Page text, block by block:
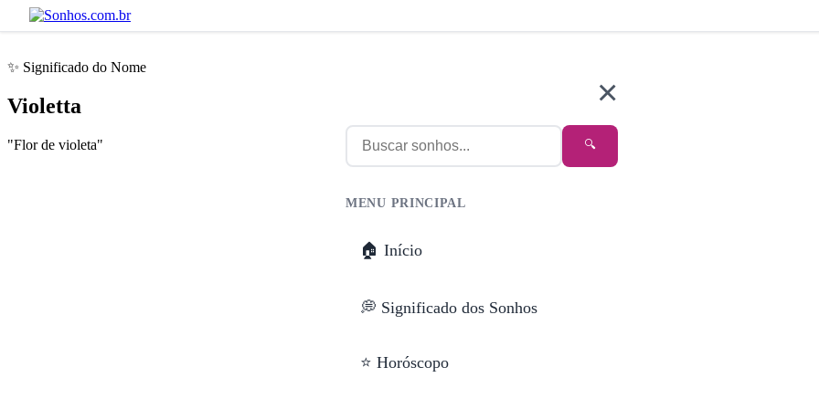
×
🔍
MENU PRINCIPAL
🏠 Início
💭 Significado dos Sonhos
⭐ Horóscopo
✨ Significado do Nome
Violetta
"Flor de violeta"